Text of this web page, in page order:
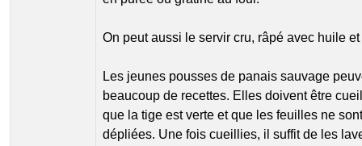
On peut aussi le servir cru, râpé avec huile
Les jeunes pousses de panais sauvage
beaucoup de recettes. Elles doivent être
que la tige est verte et que les feuilles ne
dépliées. Une fois cueillies, il suffit de les